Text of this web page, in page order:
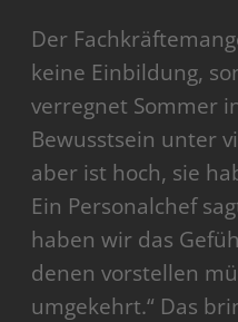
Der
keine Einbildung,
verregnet Sommer
Bewusstsein unter
aber ist hoch, sie
Ein Personalchef
haben wir das
denen vorstellen
umgekehrt.“ Das